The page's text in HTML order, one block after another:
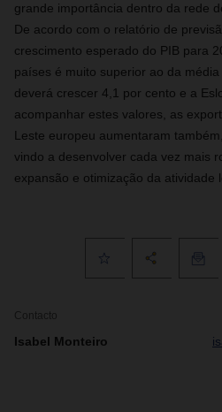
grande importância dentro da rede
De acordo com o relatório de
crescimento esperado do PIB para
países é muito superior ao da
deverá crescer 4,1 por cento e a
acompanhar estes valores, as
Leste europeu aumentaram
vindo a desenvolver cada vez mais
expansão e otimização da atividade
Contacto
Isabel Monteiro